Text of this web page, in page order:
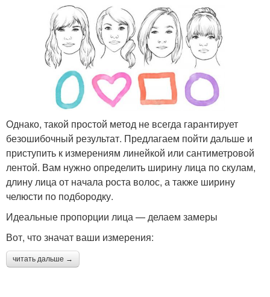
Однако, такой простой метод не всегда гарантирует
безошибочный результат. Предлагаем пойти дальше и
приступить к измерениям линейкой или сантиметровой
лентой. Вам нужно определить ширину лица по скулам,
длину лица от начала роста волос, а также ширину
челюсти по подбородку.
Идеальные пропорции лица — делаем замеры
Вот, что значат ваши измерения:
читать дальше →